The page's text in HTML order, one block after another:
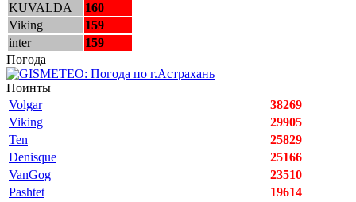
KUVALDA
160
Viking
159
inter
159
Погода
Поинты
Volgar
38269
Viking
29905
Ten
25829
Denisque
25166
VanGog
23510
Pashtet
19614